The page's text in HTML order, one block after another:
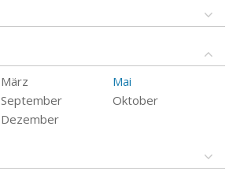
März
Mai
September
Oktober
Dezember